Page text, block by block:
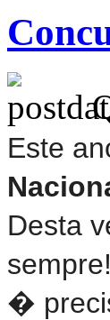
Este
Desta
�